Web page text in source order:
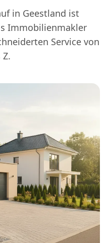
in Geestland ist
Immobilienmakler
Service von